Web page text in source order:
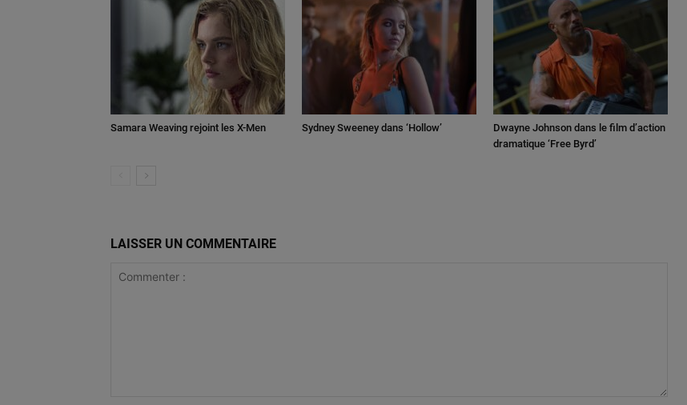
Samara Weaving rejoint les X-Men Sydney Sweeney dans ‘Hollow’
Dwayne Johnson dans le film d’action
dramatique ‘Free Byrd’
LAISSER UN COMMENTAIRE